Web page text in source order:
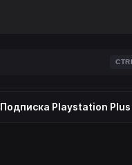
CTRL
Подписка Playstation Plus